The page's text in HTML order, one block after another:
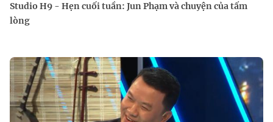
Studio H9 - Hẹn cuối tuần: Jun Phạm và chuyện của tấm
lòng